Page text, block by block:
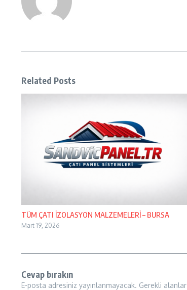
Related Posts
TÜM ÇATI İZOLASYON MALZEMELERİ – BURSA
Mart 19, 2026
Cevap bırakın
E-posta adresiniz yayınlanmayacak. Gerekli alanlar